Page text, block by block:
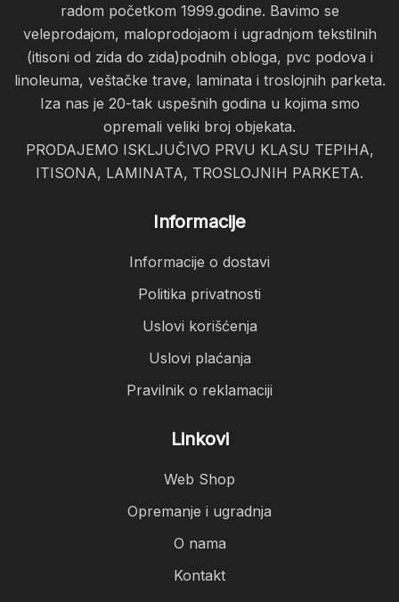
radom početkom 1999.godine. Bavimo se
veleprodajom, maloprodojaom i ugradnjom tekstilnih
(itisoni od zida do zida)podnih obloga, pvc podova i
linoleuma, veštačke trave, laminata i troslojnih parketa.
Iza nas je 20-tak uspešnih godina u kojima smo
opremali veliki broj objekata.
PRODAJEMO ISKLJUČIVO PRVU KLASU TEPIHA,
ITISONA, LAMINATA, TROSLOJNIH PARKETA.
Informacije
Informacije o dostavi
Politika privatnosti
Uslovi korišćenja
Uslovi plaćanja
Pravilnik o reklamaciji
Linkovi
Web Shop
Opremanje i ugradnja
O nama
Kontakt